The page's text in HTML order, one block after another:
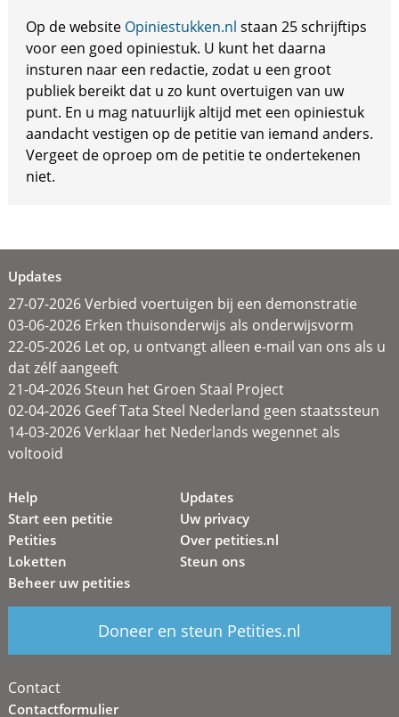
Op de website Opiniestukken.nl staan 25 schrijftips
voor een goed opiniestuk. U kunt het daarna
insturen naar een redactie, zodat u een groot
publiek bereikt dat u zo kunt overtuigen van uw
punt. En u mag natuurlijk altijd met een opiniestuk
aandacht vestigen op de petitie van iemand anders.
Vergeet de oproep om de petitie te ondertekenen
niet.
Updates
27-07-2026 Verbied voertuigen bij een demonstratie
03-06-2026 Erken thuisonderwijs als onderwijsvorm
22-05-2026 Let op, u ontvangt alleen e-mail van ons als u
dat zélf aangeeft
21-04-2026 Steun het Groen Staal Project
02-04-2026 Geef Tata Steel Nederland geen staatssteun
14-03-2026 Verklaar het Nederlands wegennet als
voltooid
Help
Start een petitie
Petities
Loketten
Beheer uw petities
Updates
Uw privacy
Over petities.nl
Steun ons
Doneer en steun Petities.nl
Contact
Contactformulier